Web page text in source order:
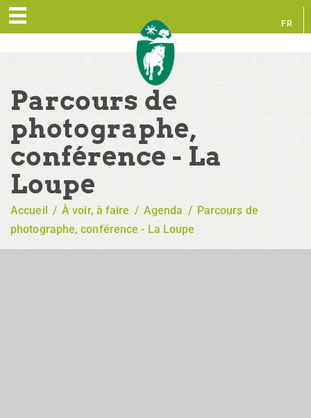
FR
Parcours de
photographe,
conférence - La
Loupe
Accueil / À voir, à faire / Agenda / Parcours de
photographe, conférence - La Loupe